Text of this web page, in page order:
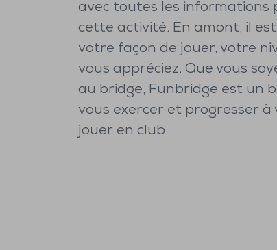
avec toutes les informations
cette activité. En amont, il
votre façon de jouer, votre
vous appréciez. Que vous
au bridge, Funbridge est un
vous exercer et progresser
jouer en club.